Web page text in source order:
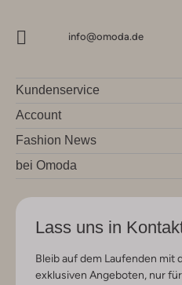
info@omoda.de
Kundenservice
Account
Fashion News
bei Omoda
Lass uns in
Bleib auf dem Laufenden mit
exklusiven Angeboten, nur